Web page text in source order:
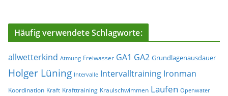
Häufig verwendete Schlagworte:
allwetterkind Atmung Freiwasser GA1 GA2 Grundlagenausdauer
Holger Lüning Intervalle Intervalltraining Ironman
Koordination Kraft Krafttraining Kraulschwimmen Laufen Openwater